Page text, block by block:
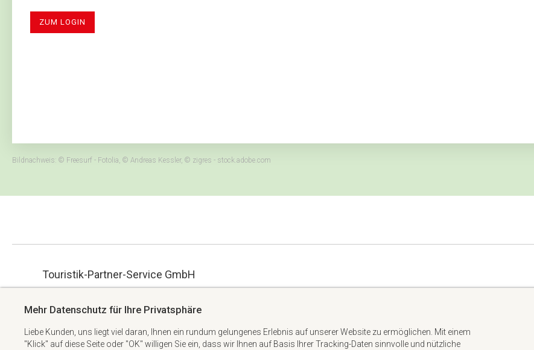
ZUM LOGIN
Bildnachweis: © Freesurf - Fotolia, © Andreas Kessler, © zigres - stock.adobe.com
Touristik-Partner-Service GmbH
+49 6074 6982738
63322 Rödermark
AGB
Mehr Datenschutz für Ihre Privatsphäre
Liebe Kunden, uns liegt viel daran, Ihnen ein rundum gelungenes Erlebnis auf unserer Website zu ermöglichen. Mit einem
"Klick" auf diese Seite oder "OK" willigen Sie ein, dass wir Ihnen auf Basis Ihrer Tracking-Daten sinnvolle und nützliche